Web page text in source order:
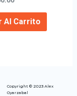
Al Carrito
Copyright ©2023 Alex
Oyarzabal